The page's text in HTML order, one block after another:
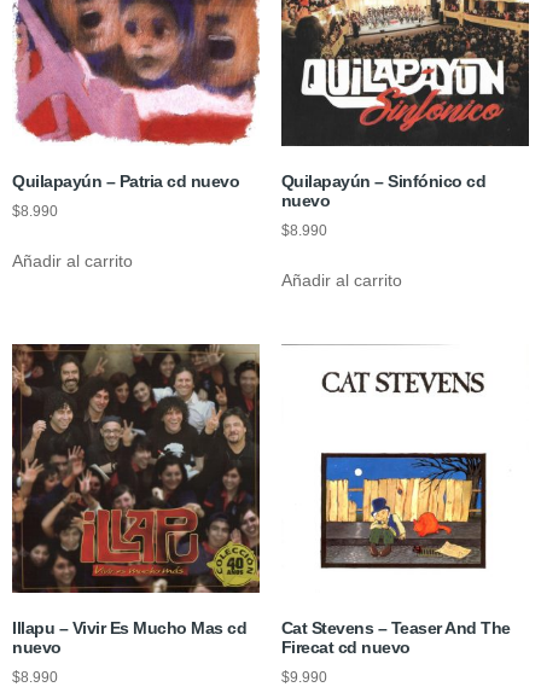
Quilapayún – Patria cd nuevo
$8.990
Añadir al carrito
Quilapayún – Sinfónico cd
nuevo
$8.990
Añadir al carrito
Illapu – Vivir Es Mucho Mas cd
nuevo
$8.990
Cat Stevens – Teaser And The
Firecat cd nuevo
$9.990